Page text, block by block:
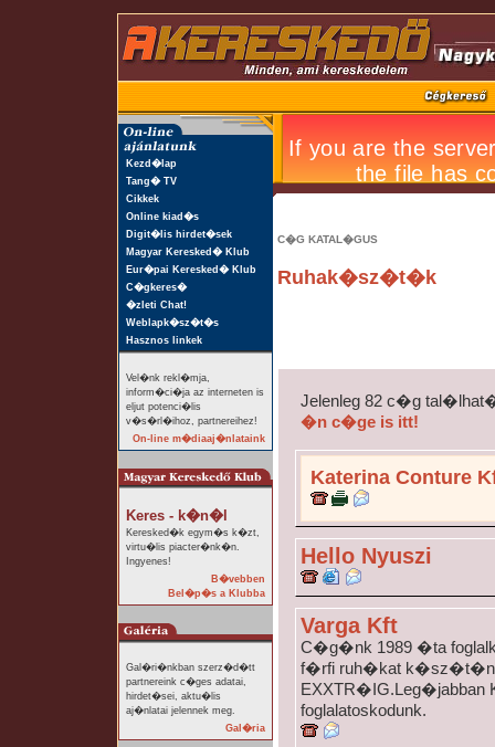
Kezd�lap
Tang� TV
Cikkek
Online kiad�s
Digit�lis hirdet�sek
Magyar Keresked� Klub
Eur�pai Keresked� Klub
C�gkeres�
�zleti Chat!
Weblapk�sz�t�s
Hasznos linkek
Vel�nk rekl�mja,
inform�ci�ja az interneten is
eljut potenci�lis
v�s�rl�ihoz, partnereihez!
On-line m�diaaj�nlataink
Keres - k�n�l
Keresked�k egym�s k�zt,
virtu�lis piacter�nk�n.
Ingyenes!
B�vebben
Bel�p�s a Klubba
Gal�ri�nkban szerz�d�tt
partnereink c�ges adatai,
hirdet�sei, aktu�lis
aj�nlatai jelennek meg.
Gal�ria
C�G KATAL�GUS
Ruhak�sz�t�k
Jelenleg 82 c�g
�n c�ge is itt!
Katerina Conture
Hello Nyuszi
Varga Kft
C�g�nk 1989 �ta
f�rfi ruh�kat
EXXTR�IG.Leg�jabban
foglalatoskodunk.